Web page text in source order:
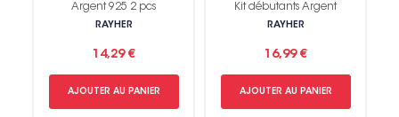
Argent 925 2 pcs
RAYHER
14,29 €
AJOUTER AU PANIER
Kit débutants Argent
RAYHER
16,99 €
AJOUTER AU PANIER